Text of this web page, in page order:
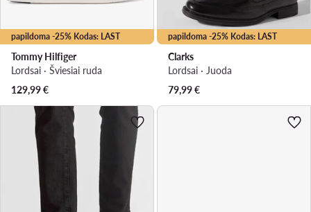
papildoma -25% Kodas: LAST
Tommy Hilfiger
Lordsai · Šviesiai ruda
129,99€
papildoma -25% Kodas: LAST
Clarks
Lordsai · Juoda
79,99€